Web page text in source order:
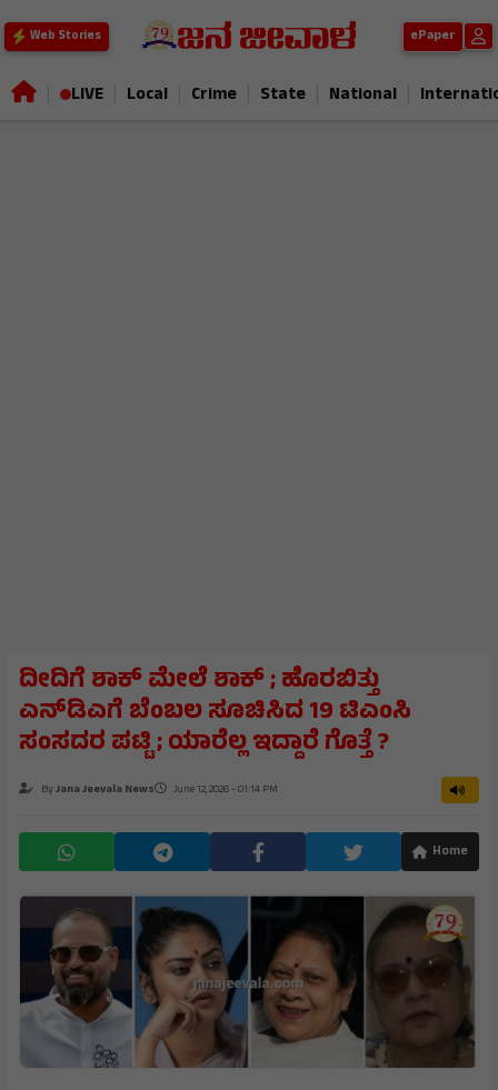
Web Stories ePaper
LIVE Local Crime State National
ದೀದಿಗೆ ಶಾಕ್‌ ಮೇಲೆ ಶಾಕ್‌ ; ಹೊರಬಿತ್ತು
ಎನ್‌ಡಿಎಗೆ ಬೆಂಬಲ ಸೂಚಿಸಿದ 19 ಟಿಎಂಸಿ
ಸಂಸದರ ಪಟ್ಟಿ ; ಯಾರೆಲ್ಲ ಇದ್ದಾರೆ ಗೊತ್ತೆ ?
ByJana Jeevala News June 12, 2026 - 01:14 PM
Home